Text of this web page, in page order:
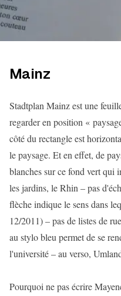
Mainz
Stadtplan Mainz est une
regarder en position «
côté du rectangle est
le paysage. Et en effet, de
blanches sur ce fond vert qui
les jardins, le Rhin – pas
flèche indique le sens dans
12/2011) – pas de listes de
au stylo bleu permet de se
l'université – au verso,
Pourquoi ne pas écrire